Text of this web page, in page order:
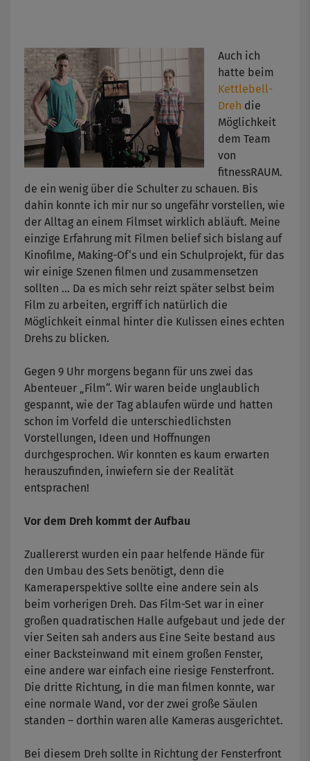
Auch ich
hatte beim
Kettlebell-
Dreh die
Möglichkeit
dem Team
von
fitnessRAUM.
de ein wenig über die Schulter zu schauen. Bis
dahin konnte ich mir nur so ungefähr vorstellen, wie
der Alltag an einem Filmset wirklich abläuft. Meine
einzige Erfahrung mit Filmen belief sich bislang auf
Kinofilme, Making-Of‘s und ein Schulprojekt, für das
wir einige Szenen filmen und zusammensetzen
sollten … Da es mich sehr reizt später selbst beim
Film zu arbeiten, ergriff ich natürlich die
Möglichkeit einmal hinter die Kulissen eines echten
Drehs zu blicken.
Gegen 9 Uhr morgens begann für uns zwei das
Abenteuer „Film“. Wir waren beide unglaublich
gespannt, wie der Tag ablaufen würde und hatten
schon im Vorfeld die unterschiedlichsten
Vorstellungen, Ideen und Hoffnungen
durchgesprochen. Wir konnten es kaum erwarten
herauszufinden, inwiefern sie der Realität
entsprachen!
Vor dem Dreh kommt der Aufbau
Zuallererst wurden ein paar helfende Hände für
den Umbau des Sets benötigt, denn die
Kameraperspektive sollte eine andere sein als
beim vorherigen Dreh. Das Film-Set war in einer
großen quadratischen Halle aufgebaut und jede der
vier Seiten sah anders aus Eine Seite bestand aus
einer Backsteinwand mit einem großen Fenster,
eine andere war einfach eine riesige Fensterfront.
Die dritte Richtung, in die man filmen konnte, war
eine normale Wand, vor der zwei große Säulen
standen – dorthin waren alle Kameras ausgerichtet.
Bei diesem Dreh sollte in Richtung der Fensterfront